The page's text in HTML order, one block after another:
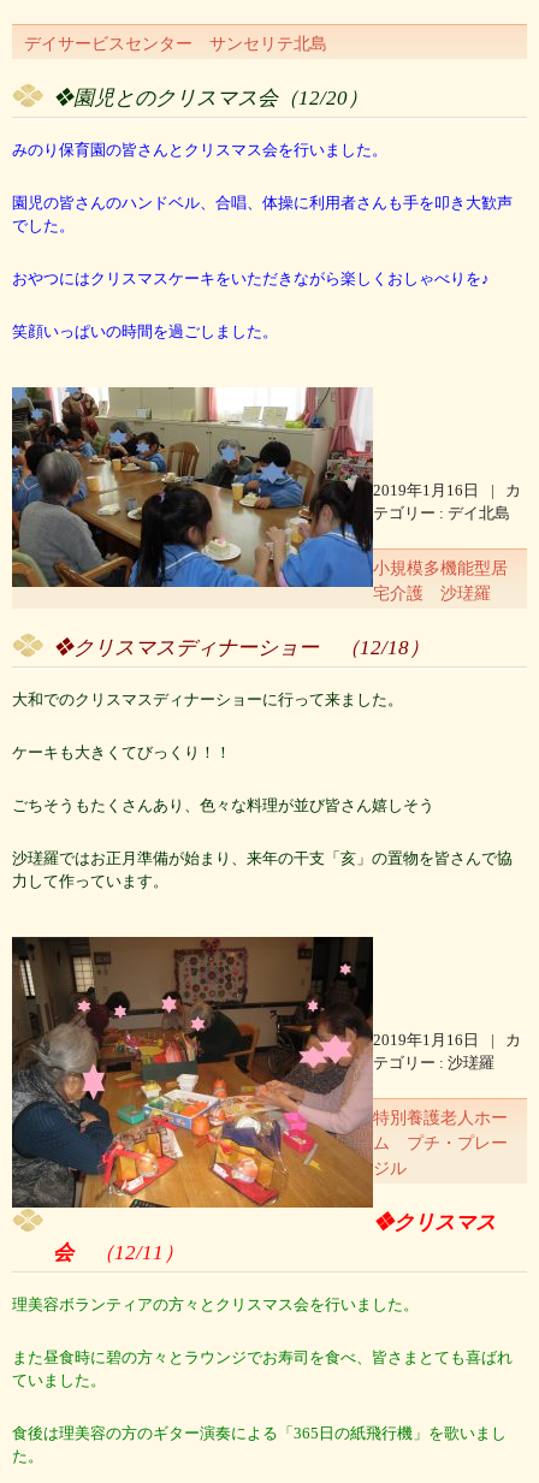
デイサービスセンター サンセリテ北島
❖園児とのクリスマス会（12/20）
みのり保育園の皆さんとクリスマス会を行いました。
園児の皆さんのハンドベル、合唱、体操に利用者さんも手を叩き大歓声
でした。
おやつにはクリスマスケーキをいただきながら楽しくおしゃべりを♪
笑顔いっぱいの時間を過ごしました。
2019年1月16日 |
カ
テゴリー : デイ北島
小規模多機能型居
宅介護 沙瑳羅
❖クリスマスディナーショー （12/18）
大和でのクリスマスディナーショーに行って来ました。
ケーキも大きくてびっくり！！
ごちそうもたくさんあり、色々な料理が並び皆さん嬉しそう
沙瑳羅ではお正月準備が始まり、来年の干支「亥」の置物を皆さんで協
力して作っています。
2019年1月16日 |
カ
テゴリー : 沙瑳羅
特別養護老人ホー
ム プチ・プレー
ジル
❖クリスマス
会
（12/11）
理美容ボランティアの方々とクリスマス会を行いました。
また昼食時に碧の方々とラウンジでお寿司を食べ、皆さまとても喜ばれ
ていました。
食後は理美容の方のギター演奏による「365日の紙飛行機」を歌いまし
た。